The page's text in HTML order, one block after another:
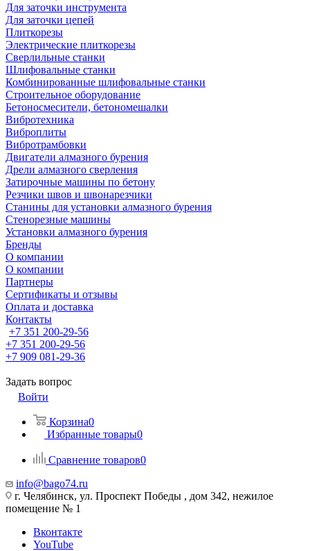
Для заточки инструмента
Для заточки цепей
Плиткорезы
Электрические плиткорезы
Сверлильные станки
Шлифовальные станки
Комбинированные шлифовальные станки
Строительное оборудование
Бетоносмесители, бетономешалки
Вибротехника
Виброплиты
Вибротрамбовки
Двигатели алмазного бурения
Дрели алмазного сверления
Затирочные машины по бетону
Резчики швов и швонарезчики
Станины для установки алмазного бурения
Стенорезные машины
Установки алмазного бурения
Бренды
О компании
О компании
Партнеры
Cертификаты и отзывы
Оплата и доставка
Контакты
+7 351 200-29-56
+7 351 200-29-56
+7 909 081-29-36
Задать вопрос
Войти
Корзина0
Избранные товары0
Сравнение товаров0
info@bago74.ru
г. Челябинск, ул. Проспект Победы , дом 342, нежилое
помещение № 1
Вконтакте
YouTube